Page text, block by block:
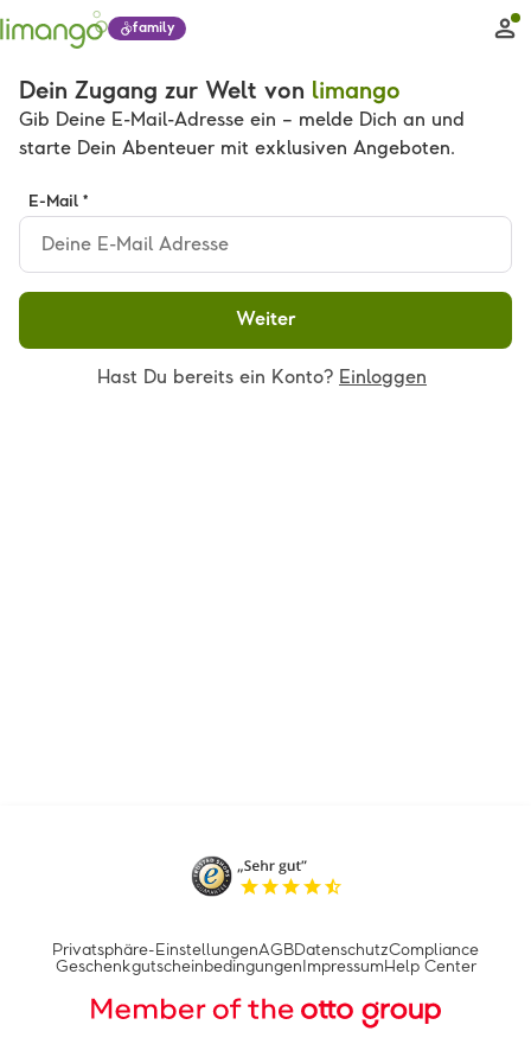
family
Dein Zugang zur Welt von limango
Gib Deine E-Mail-Adresse ein – melde Dich an und
starte Dein Abenteuer mit exklusiven Angeboten.
E-Mail *
Weiter
Hast Du bereits ein Konto? Einloggen
Privatsphäre-EinstellungenAGBDatenschutzCompliance
Geschenkgutscheinbedingungen Impressum Help Center